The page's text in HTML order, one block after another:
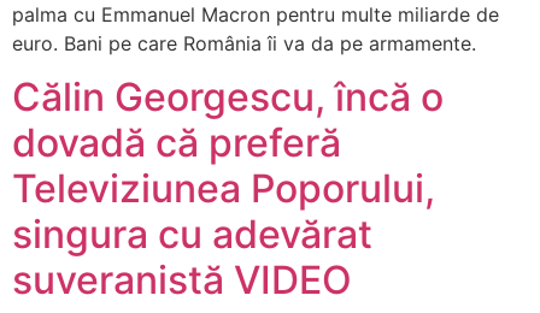
palma cu Emmanuel Macron pentru multe miliarde de
euro. Bani pe care România îi va da pe armamente.
Călin Georgescu, încă o
dovadă că preferă
Televiziunea Poporului,
singura cu adevărat
suveranistă VIDEO